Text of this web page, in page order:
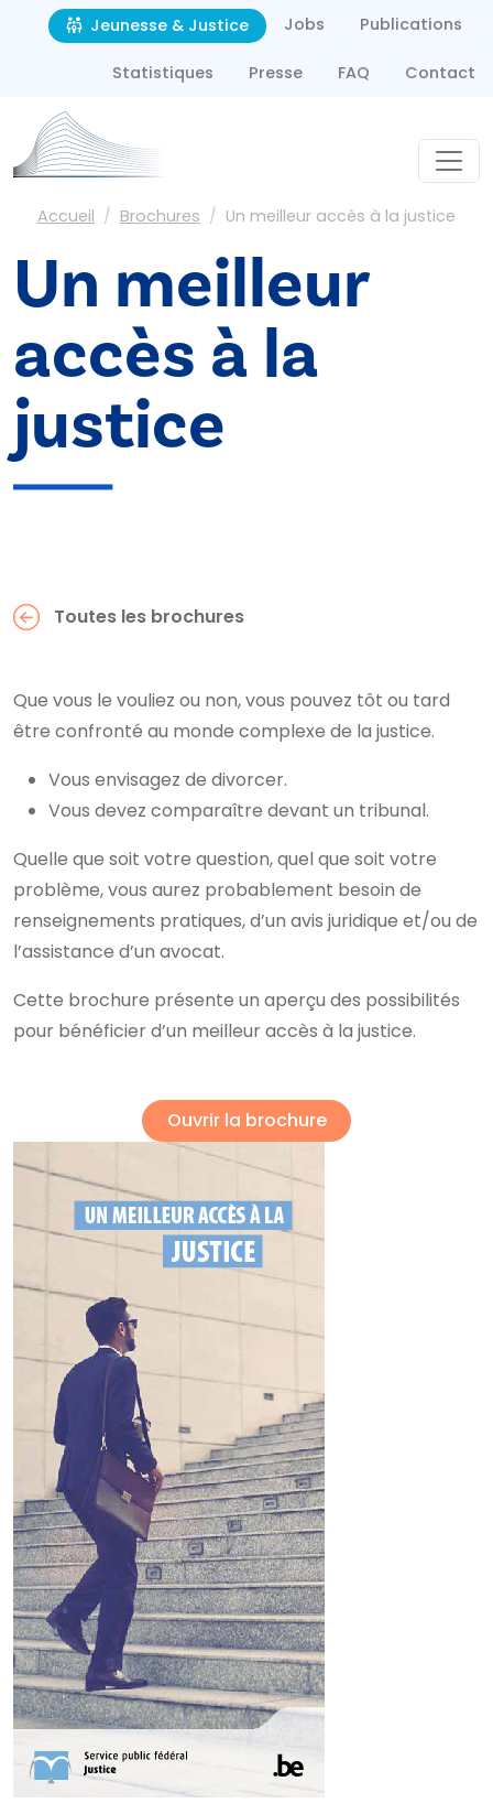
Aller au contenu principal
Second navigation
Jeunesse & Justice Jobs Publications
Statistiques Presse FAQ Contact
Fil d'Ariane
Accueil Brochures Un meilleur accès à la justice
Un meilleur
accès à la
justice
Toutes les brochures
Que vous le vouliez ou non, vous pouvez tôt ou tard
être confronté au monde complexe de la justice.
Vous envisagez de divorcer.
Vous devez comparaître devant un tribunal.
Quelle que soit votre question, quel que soit votre
problème, vous aurez probablement besoin de
renseignements pratiques, d’un avis juridique et/ou de
l’assistance d’un avocat.
Cette brochure présente un aperçu des possibilités
pour bénéficier d’un meilleur accès à la justice.
Ouvrir la brochure